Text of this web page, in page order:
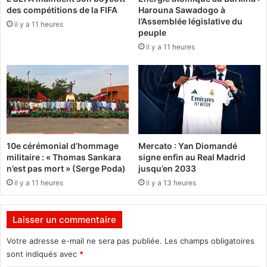
E
D
d
e
s
P
u
p
l
e
s
i
b
e
n
t
d
e
é
t
n
s
des compétitions de la FIFA
il y a 11 heures
Harouna Sawadogo à
l’Assemblée législative du
peuple
il y a 11 heures
10e cérémonial d’hommage
militaire : « Thomas Sankara
n’est pas mort » (Serge Poda)
il y a 11 heures
Mercato : Yan Diomandé
signe enfin au Real Madrid
jusqu’en 2033
il y a 13 heures
Laisser un commentaire
Votre adresse e-mail ne sera pas publiée. Les champs obligatoires
sont indiqués avec *